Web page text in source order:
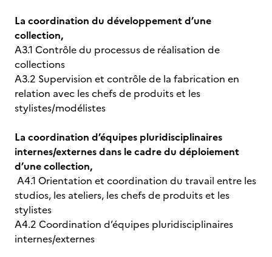
La coordination du développement d’une
collection,
A3.1 Contrôle du processus de réalisation de
collections
A3.2 Supervision et contrôle de la fabrication en
relation avec les chefs de produits et les
stylistes/modélistes
La coordination d’équipes pluridisciplinaires
internes/externes dans le cadre du déploiement
d’une collection,
A4.1 Orientation et coordination du travail entre les
studios, les ateliers, les chefs de produits et les
stylistes
A4.2 Coordination d’équipes pluridisciplinaires
internes/externes